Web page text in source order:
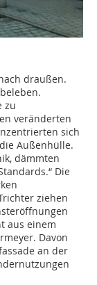
draußen.
zu
veränderten
sich
Außenhülle.
dämmten
Die
ziehen
aus einem
Davon
an der